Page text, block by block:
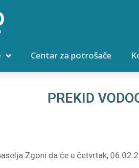
Centar za potrošače
PREKID
Zgoni da će u četvrtak,